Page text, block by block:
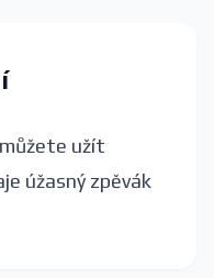
užít
úžasný zpěvák